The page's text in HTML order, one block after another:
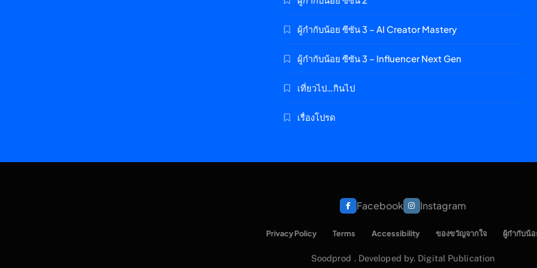
ผู้กำกับน้อย ซีซัน 3 – AI Creator Mastery
ผู้กำกับน้อย ซีซัน 3 – Influencer Next Gen
เที่ยวไป…กินไป
เรื่องโปรด
Facebook Instagram
Privacy Policy Terms Accessibility ของขวัญจากใจ ผู้กำกับน้อ
Soodprod . Developed by. Digital Publication